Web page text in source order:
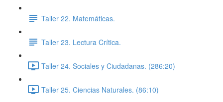
Taller 22. Matemáticas.
Taller 23. Lectura Crítica.
Taller 24. Sociales y Ciudadanas. (286:20)
Taller 25. Ciencias Naturales. (86:10)